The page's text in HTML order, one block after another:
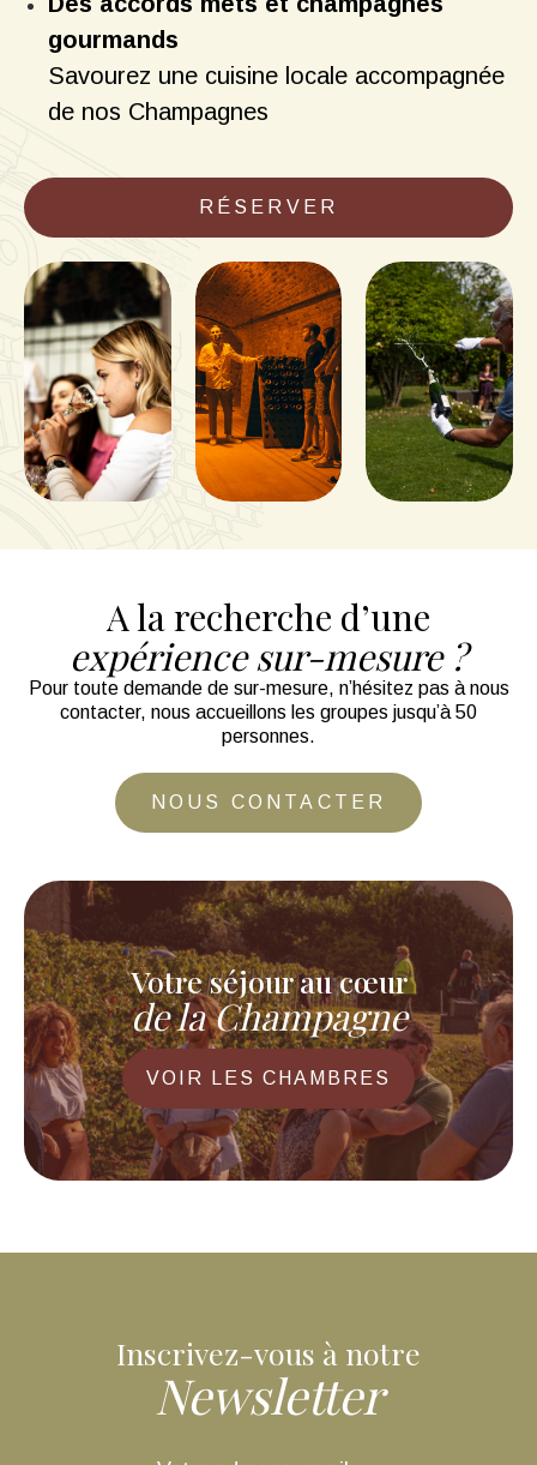
gourmands
Savourez une cuisine locale accompagnée
de nos Champagnes
RÉSERVER
A la recherche d’une
expérience sur-mesure ?
Pour toute demande de sur-mesure, n’hésitez pas à nous
contacter, nous accueillons les groupes jusqu’à 50
personnes.
NOUS CONTACTER
Votre séjour au cœur
de la Champagne
VOIR LES CHAMBRES
Inscrivez-vous à notre
Newsletter